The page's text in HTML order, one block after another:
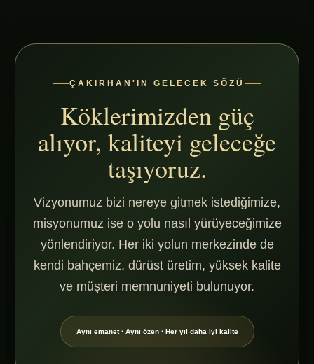
ÇAKIRHAN'IN GELECEK SÖZÜ
Köklerimizden güç
alıyor, kaliteyi geleceğe
taşıyoruz.
Vizyonumuz bizi nereye gitmek istediğimize,
misyonumuz ise o yolu nasıl yürüyeceğimize
yönlendiriyor. Her iki yolun merkezinde de
kendi bahçemiz, dürüst üretim, yüksek kalite
ve müşteri memnuniyeti bulunuyor.
Aynı emanet · Aynı özen · Her yıl daha iyi kalite